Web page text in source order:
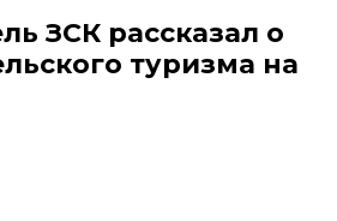
ЗСК рассказал о
туризма на